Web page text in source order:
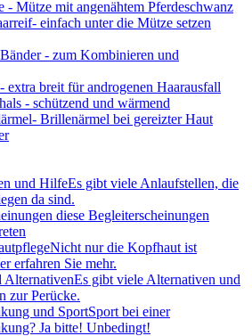
- Mütze mit angenähtem Pferdeschwanz
- einfach unter die Mütze setzen
- zum Kombinieren und
- extra breit für androgenen Haarausfall
- schützend und wärmend
- Brillenärmel bei gereizter Haut
und HilfeEs gibt viele Anlaufstellen, die
da sind.
diese Begleiterscheinungen
Nicht nur die Kopfhaut ist
erfahren Sie mehr.
AlternativenEs gibt viele Alternativen und
zur Perücke.
und SportSport bei einer
Ja bitte! Unbedingt!